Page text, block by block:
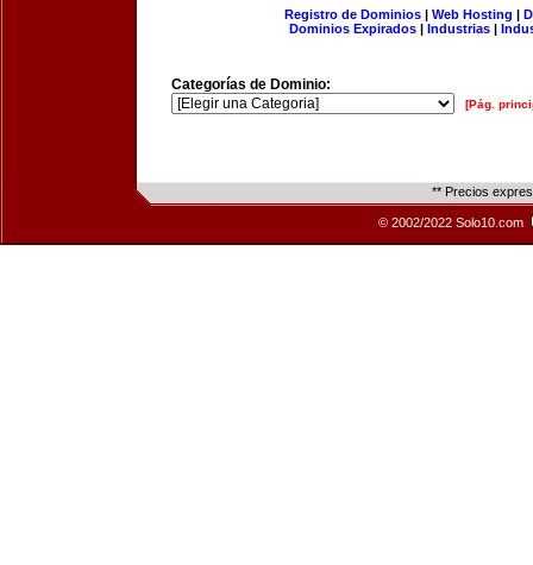
Registro de Dominios| Web Hosting |
Dominios Expirados | Industrias |
Categorías de Dominio:
[Pág.
** Precios
© 2002/2022 Solo10.com